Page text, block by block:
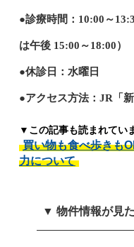
●診療時間：10:00～
は午後 15:00～18:00）
●休診日：水曜日
●アクセス方法：JR「
▼この記事も読まれてい
買い物も食べ歩きも
力について
▼ 物件情報が見